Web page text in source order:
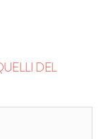
DEL